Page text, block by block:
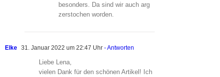
besonders. Da sind wir auch arg
zerstochen worden.
Elke 31. Januar 2022 um 22:47 Uhr - Antworten
Liebe Lena,
vielen Dank für den schönen Artikel! Ich